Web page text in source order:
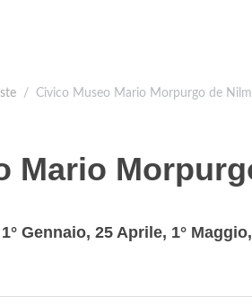
Civico Museo Mario Morpurgo de
Mario
Gennaio, 25 Aprile, 1°